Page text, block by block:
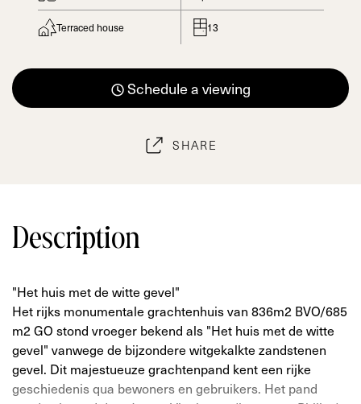
Terraced house 13
Schedule a viewing
SHARE
Description
"Het huis met de witte gevel"
Het rijks monumentale grachtenhuis van 836m2 BVO/685
m2 GO stond vroeger bekend als "Het huis met de witte
gevel" vanwege de bijzondere witgekalkte zandstenen
gevel. Dit majestueuze grachtenpand kent een rijke
geschiedenis qua bewoners en gebruikers. Het pand